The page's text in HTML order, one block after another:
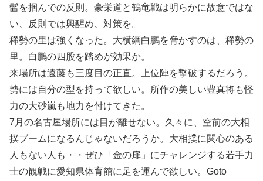
髷を掴んでの反則。豪栄道と鶴竜戦は明らかに故意ではな
い、反則では興醒め、対策を。
稀勢の里は強くなった。大横綱白鵬を脅かすのは、稀勢の
里。白鵬の四股を踏めが効果か。
来場所は遠藤も三度目の正直。上位陣を撃破するだろう。
勢には自分の型を持って欲しい。所作の美しい豊真将も怪
力の大砂嵐も地力を付けてきた。
7月の名古屋場所には目が離せない。久々に、空前の大相
撲ブームになるんじゃないだろうか。大相撲に関心のある
人もない人も・・ぜひ「金の扉」にチャレンジする若手力
士の観戦に愛知県体育館に足を運んで欲しい。Goto